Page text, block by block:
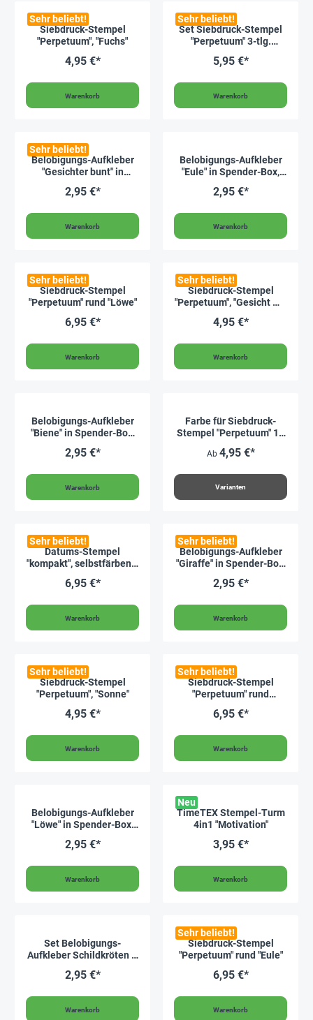
Sehr beliebt!
Siebdruck-Stempel
"Perpetuum", "Fuchs"
4,95 €*
Warenkorb
Sehr beliebt!
Set Siebdruck-Stempel
"Perpetuum" 3-tlg.
5,95 €*
Warenkorb
Sehr beliebt!
Belobigungs-Aufkleber
"Gesichter bunt" in
2,95 €*
Warenkorb
Belobigungs-Aufkleber
"Eule" in Spender-Box,
2,95 €*
Warenkorb
Sehr beliebt!
Siebdruck-Stempel
"Perpetuum" rund "Löwe"
6,95 €*
Warenkorb
Sehr beliebt!
Siebdruck-Stempel
"Perpetuum", "Gesicht mit
4,95 €*
Warenkorb
Belobigungs-Aufkleber
"Biene" in Spender-Box,
2,95 €*
Warenkorb
Farbe für Siebdruck-
Stempel "Perpetuum" 10
Ab 4,95 €*
Varianten
Sehr beliebt!
Datums-Stempel
"kompakt", selbstfärbend,
6,95 €*
Warenkorb
Sehr beliebt!
Belobigungs-Aufkleber
"Giraffe" in Spender-Box,
2,95 €*
Warenkorb
Sehr beliebt!
Siebdruck-Stempel
"Perpetuum", "Sonne"
4,95 €*
Warenkorb
Sehr beliebt!
Siebdruck-Stempel
"Perpetuum" rund
6,95 €*
Warenkorb
Belobigungs-Aufkleber
"Löwe" in Spender-Box,
2,95 €*
Warenkorb
Neu
TimeTEX Stempel-Turm
4in1 "Motivation"
3,95 €*
Warenkorb
Set Belobigungs-
Aufkleber Schildkröten &
2,95 €*
Warenkorb
Sehr beliebt!
Siebdruck-Stempel
"Perpetuum" rund "Eule"
6,95 €*
Warenkorb